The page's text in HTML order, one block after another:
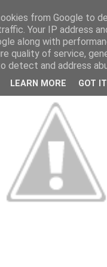
from Google to
Your IP address
along with
quality of service,
detect and address
LEARN MORE GOT IT